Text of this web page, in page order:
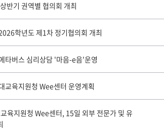
반기 권역별 협의회 개최
학년도 제1차 정기협의회 개최
타버스 심리상담 '마음-e음'운영
교육지원청 Wee센터 운영계획
육지원청 Wee센터, 15일 외부 전문가 및 유